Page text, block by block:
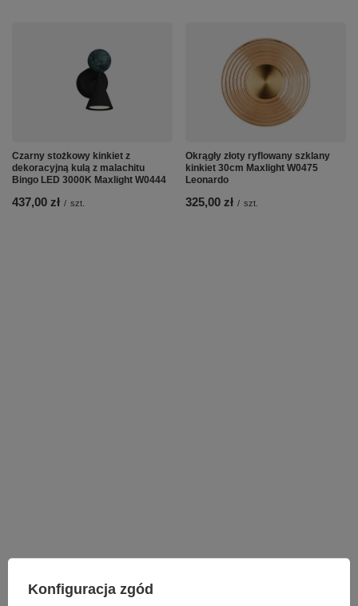
Czarny stożkowy kinkiet z
dekoracyjną kulą z malachitu
Bingo LED 3000K Maxlight W0444
437,00 zł / szt.
Okrągły złoty ryflowany szklany
kinkiet 30cm Maxlight W0475
Leonardo
325,00 zł / szt.
LAMPY WEWNĘTRZNE
Konfiguracja zgód